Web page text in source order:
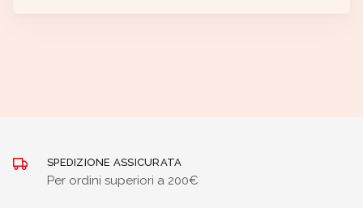
SPEDIZIONE ASSICURATA
Per ordini superiori a 200€